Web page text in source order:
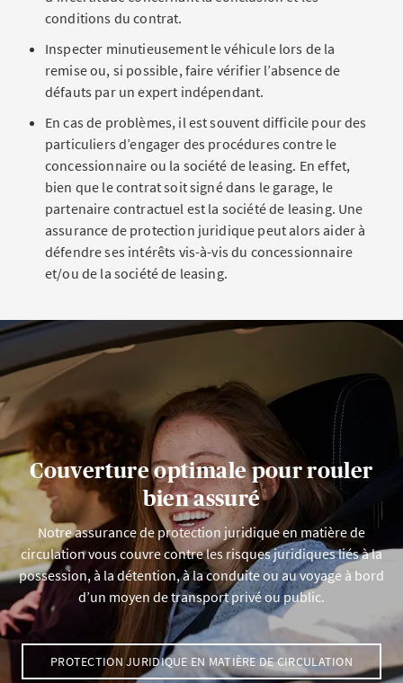
conditions du contrat.
Inspecter minutieusement le véhicule lors de la
remise ou, si possible, faire vérifier l’absence de
défauts par un expert indépendant.
En cas de problèmes, il est souvent difficile pour des
particuliers d’engager des procédures contre le
concessionnaire ou la société de leasing. En effet,
bien que le contrat soit signé dans le garage, le
partenaire contractuel est la société de leasing. Une
assurance de protection juridique peut alors aider à
défendre ses intérêts vis-à-vis du concessionnaire
et/ou de la société de leasing.
Couverture optimale pour rouler
bien assuré
Notre assurance de protection juridique en matière de
circulation vous couvre contre les risques juridiques liés à la
possession, à la détention, à la conduite ou au voyage à bord
d’un moyen de transport privé ou public.
PROTECTION JURIDIQUE EN MATIÈRE DE CIRCULATION